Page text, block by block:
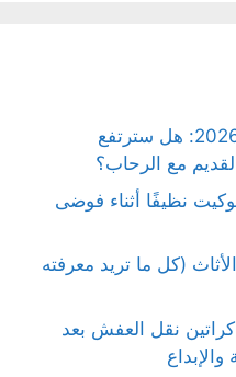
أسعار نقل العفش مع دخول 2026: هل سترتفع
مع الرحاب؟
نظيفًا أثناء فوضى
(كل ما تريد معرفته
نقل العفش بعد